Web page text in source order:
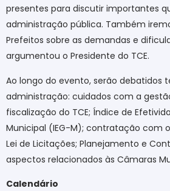
presentes para discutir importantes
administração pública. Também
Prefeitos sobre as demandas e
argumentou o Presidente do TCE.
Ao longo do evento, serão debatidos
administração: cuidados com a
fiscalização do TCE; Índice de
Municipal (IEG-M); contratação com
Lei de Licitações; Planejamento e
aspectos relacionados às Câmaras
Calendário